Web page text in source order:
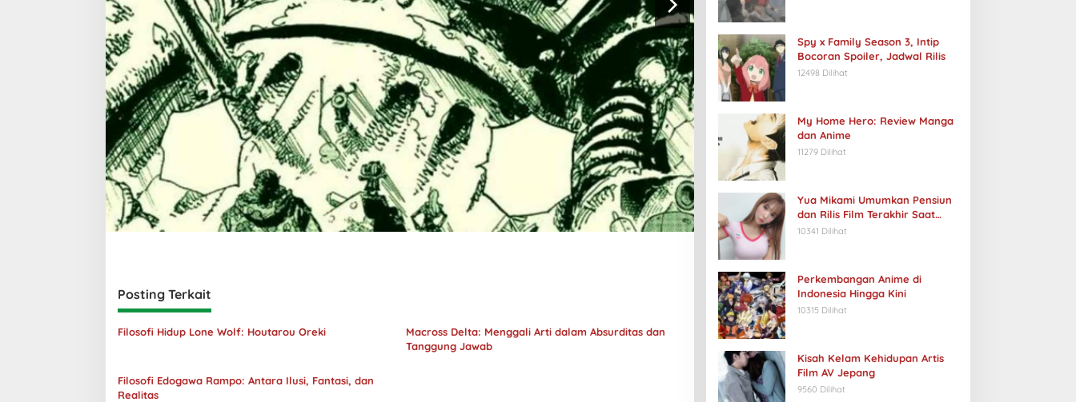
Posting Terkait
Filosofi Hidup Lone Wolf: Houtarou Oreki
Macross Delta: Menggali Arti dalam Absurditas dan
Tanggung Jawab
Filosofi Edogawa Rampo: Antara Ilusi, Fantasi, dan
Realitas
Spy x Family Season 3, Intip
Bocoran Spoiler, Jadwal Rilis
12498 Dilihat
My Home Hero: Review Manga
dan Anime
11279 Dilihat
Yua Mikami Umumkan Pensiun
dan Rilis Film Terakhir Saat
Ulang Tahun
10341 Dilihat
Perkembangan Anime di
Indonesia Hingga Kini
10315 Dilihat
Kisah Kelam Kehidupan Artis
Film AV Jepang
9560 Dilihat